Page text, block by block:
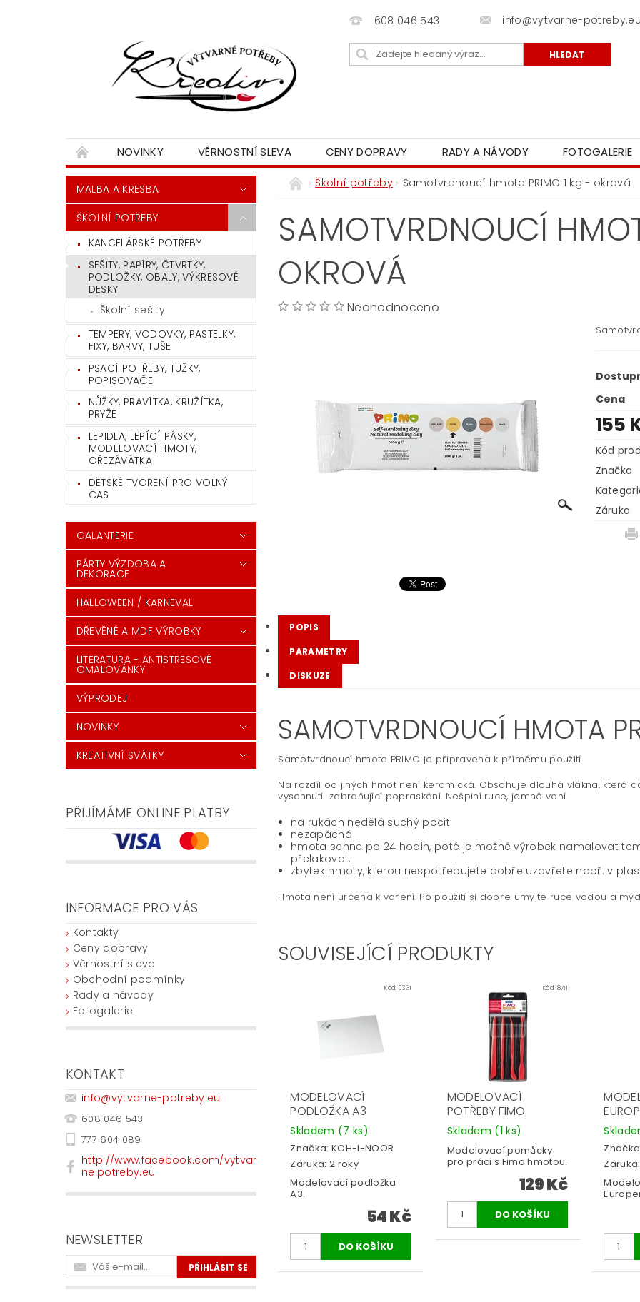
608 046 543 info@vytvarne-
NOVINKY VĚRNOSTNÍ SLEVA CENY DOPRAVY RADY A NÁVODY FOTOGALERIE
MALBA A KRESBA
ŠKOLNÍ POTŘEBY
KANCELÁŘSKÉ POTŘEBY
SEŠITY, PAPÍRY, ČTVRTKY,
PODLOŽKY, OBALY, VÝKRESOVÉ
DESKY
Školní sešity
TEMPERY, VODOVKY, PASTELKY,
FIXY, BARVY, TUŠE
PSACÍ POTŘEBY, TUŽKY,
POPISOVAČE
NŮŽKY, PRAVÍTKA, KRUŽÍTKA,
PRYŽE
LEPIDLA, LEPÍCÍ PÁSKY,
MODELOVACÍ HMOTY,
OŘEZÁVÁTKA
DĚTSKÉ TVOŘENÍ PRO VOLNÝ
ČAS
GALANTERIE
PÁRTY VÝZDOBA A
DEKORACE
HALLOWEEN / KARNEVAL
DŘEVĚNÉ A MDF VÝROBKY
LITERATURA - ANTISTRESOVÉ
OMALOVÁNKY
VÝPRODEJ
NOVINKY
KREATIVNÍ SVÁTKY
PŘIJÍMÁME ONLINE PLATBY
INFORMACE PRO VÁS
Kontakty
Ceny dopravy
Věrnostní sleva
Obchodní podmínky
Rady a návody
Fotogalerie
KONTAKT
info@vytvarne-potreby.eu
608 046 543
777 604 089
http://www.facebook.com/vytvar
ne.potreby.eu
NEWSLETTER
Školní potřeby Samotvrdnoucí hmota PRIMO 1 kg - okrová
SAMOTVRDNOUCÍ
OKROVÁ
Neohodnoceno
Cena
155
Kód
Značka
Záruka
POPIS
PARAMETRY
DISKUZE
SAMOTVRDNOUCÍ HMOTA
Samotvrdnoucí hmota PRIMO je připravena k přímému použití.
Na rozdíl od jiných hmot není keramická. Obsahuje dlouhá vlákna, která
vyschnutí zabraňující popraskání. Nešpiní ruce, jemně voní.
na rukách nedělá suchý pocit
nezapáchá
hmota schne po 24 hodin, poté je možné výrobek namalovat
přelakovat.
zbytek hmoty, kterou nespotřebujete dobře uzavřete např. v
Hmota není určena k vaření. Po použití si dobře umyjte ruce vodou a
SOUVISEJÍCÍ PRODUKTY
Kód:0331
MODELOVACÍ
PODLOŽKA A3
Skladem (7 ks)
Značka: KOH-I-NOOR
Záruka: 2 roky
Modelovací podložka
A3.
54 Kč
Kód: 8711
MODELOVACÍ
POTŘEBY FIMO
Skladem (1 ks)
Modelovací pomůcky
pro práci s Fimo hmotou.
129 Kč